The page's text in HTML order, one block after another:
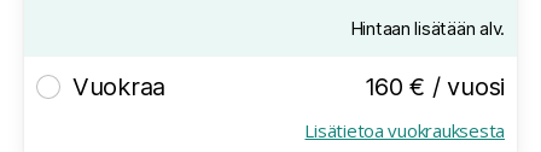
Hintaan lisätään alv.
Vuokraa 160 € / vuosi
Lisätietoa vuokrauksesta